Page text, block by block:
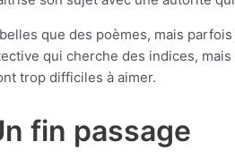
que des poèmes, mais
qui cherche des indices,
trop difficiles à aimer.
fin passage